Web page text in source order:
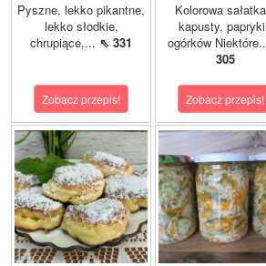
Pyszne, lekko pikantne,
lekko słodkie,
chrupiące,... ⇖ 331
Zobacz przepis!
Kolorowa
kapusty,
ogórków
305
Zobacz przepis!